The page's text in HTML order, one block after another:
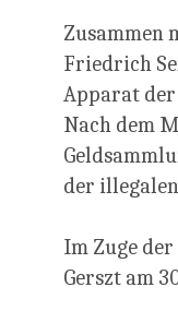
Zusammen
Friedrich
Apparat der
Nach dem
der
Im Zuge
Gerszt am